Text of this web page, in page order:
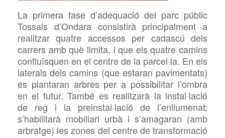
La primera fase d’adequació del parc públic
Tossals d’Ondara consistirà principalment a
realitzar quatre accessos per cadascú dels
carrers amb què limita, i que els quatre camins
confluïsquen en el centre de la parcel·la. En els
laterals dels camins (que estaran pavimentats)
es plantaran arbres per a possibilitar l’ombra
en el futur. També es realitzarà la instal·lació
de reg i la preinstal·lació de l’enllumenat;
s’habilitarà mobiliari urbà i s’amagaran (amb
arbratge) les zones del centre de transformació